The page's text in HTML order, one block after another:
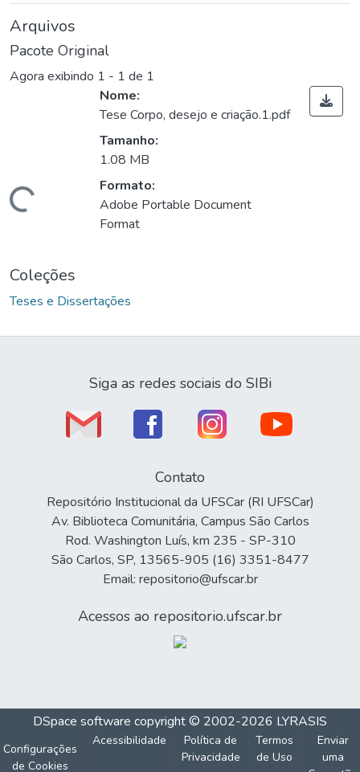
Arquivos
Pacote Original
Agora exibindo 1 - 1 de 1
Nome:
Tese Corpo, desejo e criação.1.pdf
Tamanho:
1.08 MB
Formato:
Adobe Portable Document
Format
Coleções
Teses e Dissertações
Siga as redes sociais do SIBi
Contato
Repositório Institucional da UFSCar (RI UFSCar)
Av. Biblioteca Comunitária, Campus São Carlos
Rod. Washington Luís, km 235 - SP-310
São Carlos, SP, 13565-905 (16) 3351-8477
Email: repositorio@ufscar.br
Acessos ao repositorio.ufscar.br
DSpace software copyright © 2002-2026 LYRASIS
Configurações
de Cookies
Acessibilidade
Política de
Privacidade
Termos
de Uso
Enviar
uma